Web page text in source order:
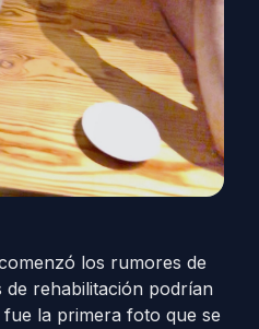
los rumores de
rehabilitación podrían
la primera foto que se